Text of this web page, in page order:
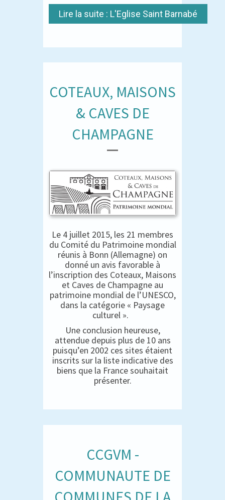
Lire la suite : L'Eglise Saint Barnabé
COTEAUX, MAISONS
& CAVES DE
CHAMPAGNE
Le 4 juillet 2015, les 21 membres
du Comité du Patrimoine mondial
réunis à Bonn (Allemagne) on
donné un avis favorable à
l’inscription des Coteaux, Maisons
et Caves de Champagne au
patrimoine mondial de l’UNESCO,
dans la catégorie « Paysage
culturel ».
Une conclusion heureuse,
attendue depuis plus de 10 ans
puisqu’en 2002 ces sites étaient
inscrits sur la liste indicative des
biens que la France souhaitait
présenter.
CCGVM -
COMMUNAUTE DE